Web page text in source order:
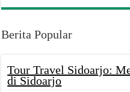
Berita Popular
Tour Travel Sidoarjo:
di Sidoarjo